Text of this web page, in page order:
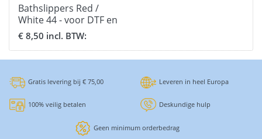
Bathslippers Red /
White 44 - voor DTF en
Flex
€ 8,50 incl. BTW:
Gratis levering bij € 75,00 Leveren in heel Europa
100% veilig betalen Deskundige hulp
Geen minimum orderbedrag